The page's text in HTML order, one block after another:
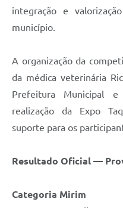
integração e
município.
A organização da
da médica veterinária
Prefeitura Municipal
realização da Expo
suporte para os
Resultado Oficial —
Categoria Mirim